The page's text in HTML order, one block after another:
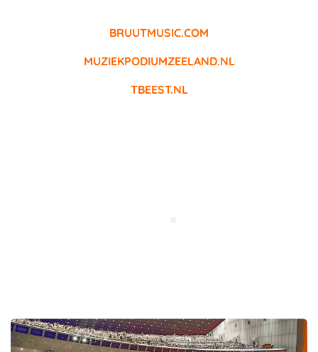
BRUUTMUSIC.COM
MUZIEKPODIUMZEELAND.NL
TBEEST.NL